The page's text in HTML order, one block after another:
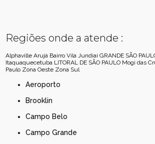
Regiões onde a atende :
Alphaville Arujá Bairro Vila Jundiaí GRANDE SÃO
Itaquaquecetuba LITORAL DE SÃO PAULO Mogi das
Paulo Zona Oeste Zona Sul
Aeroporto
Brooklin
Campo Belo
Campo Grande